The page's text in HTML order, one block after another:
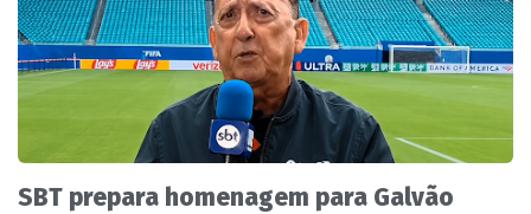
SBT prepara homenagem para Galvão